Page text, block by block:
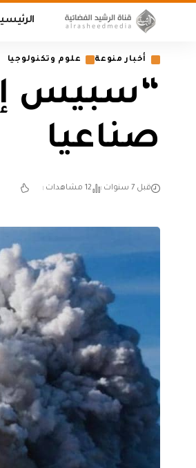
أخبار منوعة علوم وتكنولوجيا
صناعيا
قبل 7 سنوات 12 مشاهدات